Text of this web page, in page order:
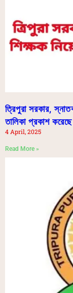
ত্রিপুরা সরকার,
তালিকা প্রকাশ
4 April, 2025
Read More »